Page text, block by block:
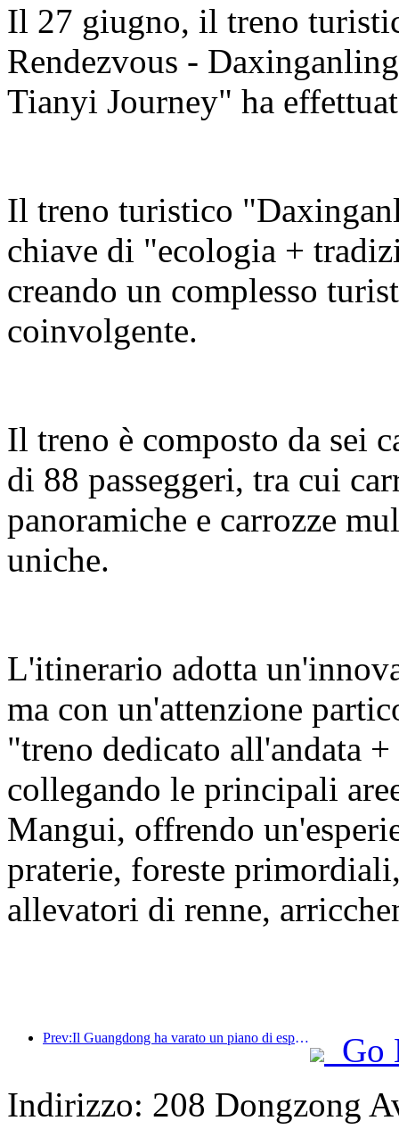
Il 27 giugno, il treno
Rendezvous -
Tianyi Journey" ha
Il treno turistico
chiave di "ecologia +
creando un complesso
coinvolgente.
Il treno è composto da sei
di 88 passeggeri, tra cui
panoramiche e carrozze
uniche.
L'itinerario adotta
ma con un'attenzione
"treno dedicato all'andata
collegando le principali
Mangui, offrendo
praterie, foreste
allevatori di renne,
Prev:Il Guangdong ha varato un piano di espansione della capacità del settore dei servizi per trasformare la Greater Bay Area in una destinazione turistica di livello mondiale.
Go
Indirizzo: 208 Dongzong